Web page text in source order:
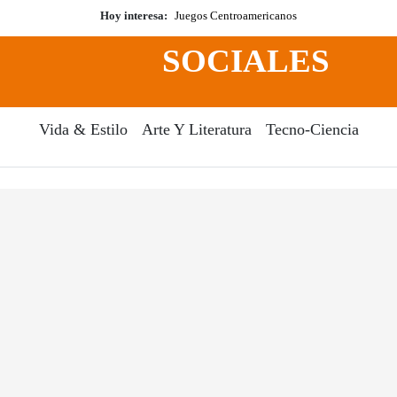
Hoy interesa: Juegos Centroamericanos
SOCIALES
Vida & Estilo Arte Y Literatura Tecno-Ciencia